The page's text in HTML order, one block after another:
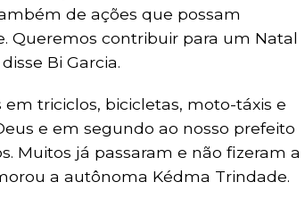
de ações que possam
Queremos contribuir para um Natal
Bi Garcia.
triciclos, bicicletas, moto-táxis e
e em segundo ao nosso prefeito
Muitos já passaram e não fizeram a
a autônoma Kédma Trindade.